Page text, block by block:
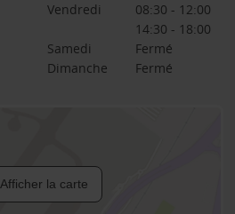
Vendredi
08:30 - 12:00
14:30 - 18:00
Samedi
Fermé
Dimanche
Fermé
Afficher la carte